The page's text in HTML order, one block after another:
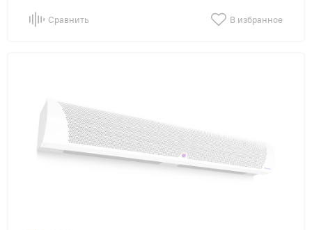
Сравнить В избранное